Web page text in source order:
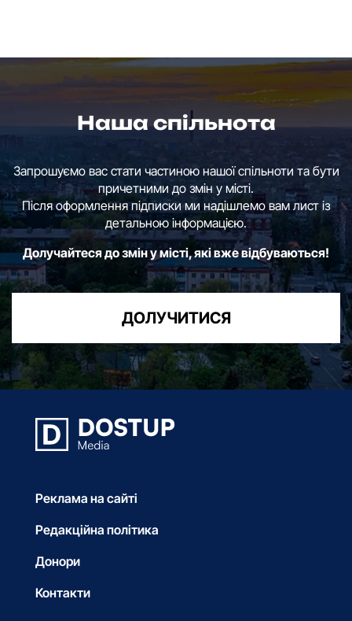
Наша спільнота
Запрошуємо вас стати частиною нашої спільноти та бути
причетними до змін у місті.
Після оформлення підписки ми надішлемо вам лист із
детальною інформацією.
Долучайтеся до змін у місті, які вже відбуваються!
ДОЛУЧИТИСЯ
Реклама на сайті
Редакційна політика
Донори
Контакти